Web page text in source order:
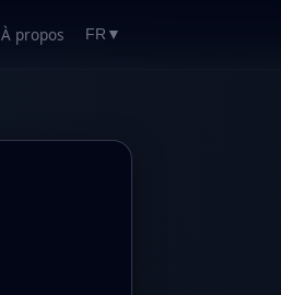
À propos FR ▼